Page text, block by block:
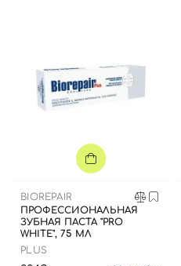
BIOREPAIR
ПРОФЕССИОНАЛЬНАЯ
ЗУБНАЯ ПАСТА "PRO
WHITE", 75 МЛ
PLUS